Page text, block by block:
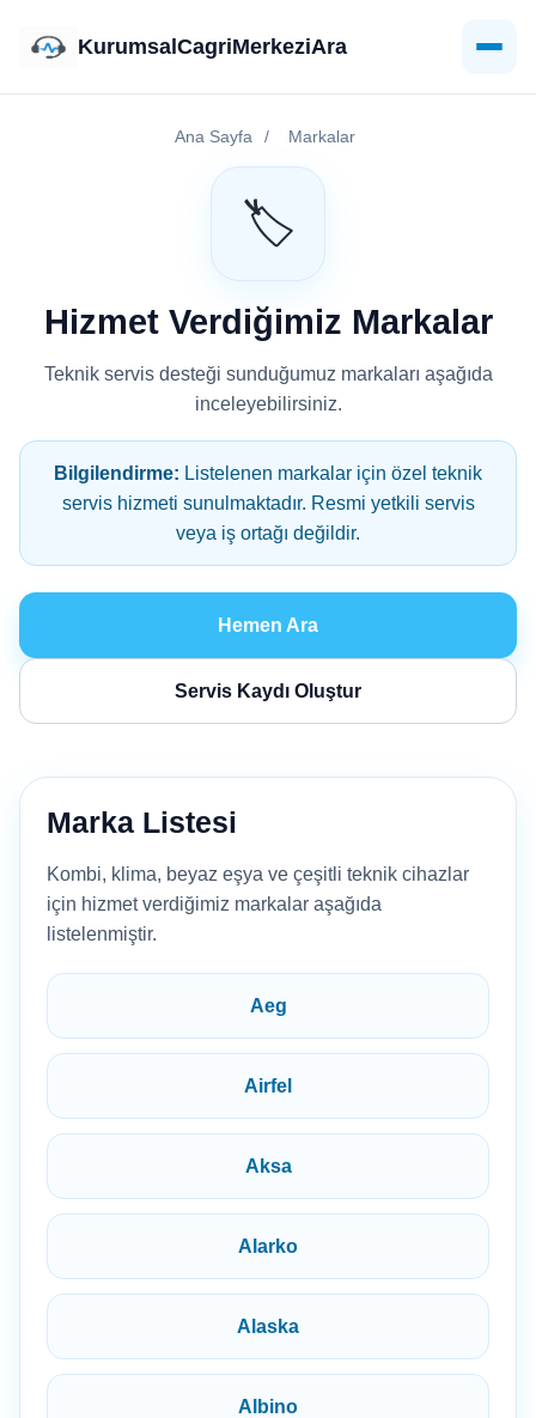
KurumsalCagriMerkeziAra
Ana Sayfa / Markalar
🏷️
Hizmet Verdiğimiz Markalar
Teknik servis desteği sunduğumuz markaları aşağıda
inceleyebilirsiniz.
Bilgilendirme: Listelenen markalar için özel teknik
servis hizmeti sunulmaktadır. Resmi yetkili servis
veya iş ortağı değildir.
Hemen Ara
Servis Kaydı Oluştur
Marka Listesi
Kombi, klima, beyaz eşya ve çeşitli teknik cihazlar
için hizmet verdiğimiz markalar aşağıda
listelenmiştir.
Aeg
Airfel
Aksa
Alarko
Alaska
Albino